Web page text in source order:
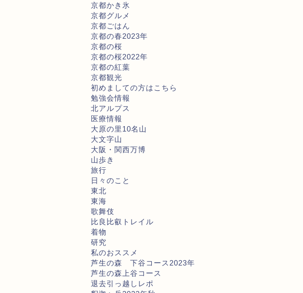
京都かき氷
京都グルメ
京都ごはん
京都の春2023年
京都の桜
京都の桜2022年
京都の紅葉
京都観光
初めましての方はこちら
勉強会情報
北アルプス
医療情報
大原の里10名山
大文字山
大阪・関西万博
山歩き
旅行
日々のこと
東北
東海
歌舞伎
比良比叡トレイル
着物
研究
私のおススメ
芦生の森 下谷コース2023年
芦生の森上谷コース
退去引っ越しレポ